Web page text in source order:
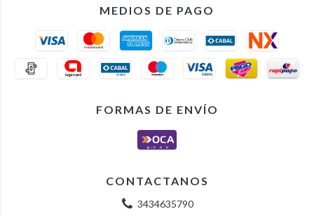
MEDIOS DE PAGO
FORMAS DE ENVÍO
CONTACTANOS
3434635790